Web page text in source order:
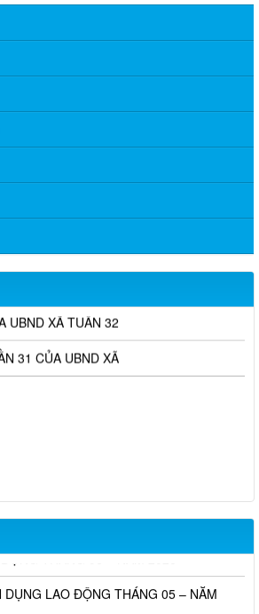
UBND Xã Tuần thứ 4 năm 2026 (Từ
23/1/2026)
16/1/2026)
UBND XÃ TUẦN 32
31 CỦA UBND XÃ
việc làm tháng 07 năm 2026
THÁNG 06 – NĂM 2026
LAO ĐỘNG THÁNG 05 – NĂM